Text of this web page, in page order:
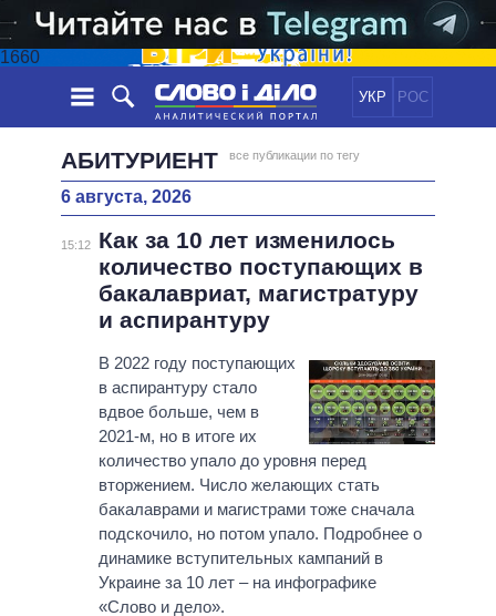
1660
УКР РОС
НОВОСТИ
ЛЕНТА
СОБЫТИЯ
СТАТЬИ
МНЕНИЯ
ДАЙДЖЕСТЫ
ЭКОНОМИКА
ОБЩЕСТВО
МИР
ПОЛИТИКИ
ВСЕ ПОЛИТИКИ
ПРЕЗИДЕНТ И ОФИС
ВЕРХОВНАЯ РАДА
КАБИНЕТ МИНИСТРОВ
ГЛАВЫ ОБЛАДМИНИСТРАЦИЙ
МЭРЫ
ВСЕ ПЕРСОНЫ
ИНФОГРАФИКА
ПОДДЕРЖАТЬ
СРАВНЕНИЕ ПОЛИТИКОВ
АБИТУРИЕНТ все публикации по тегу
6 августа, 2026
15:12
Как за 10 лет изменилось
количество поступающих в
бакалавриат, магистратуру
и аспирантуру
В 2022 году поступающих
в аспирантуру стало
вдвое больше, чем в
2021-м, но в итоге их
количество упало до уровня перед
вторжением. Число желающих стать
бакалаврами и магистрами тоже сначала
подскочило, но потом упало. Подробнее о
динамике вступительных кампаний в
Украине за 10 лет – на инфографике
«Слово и дело».